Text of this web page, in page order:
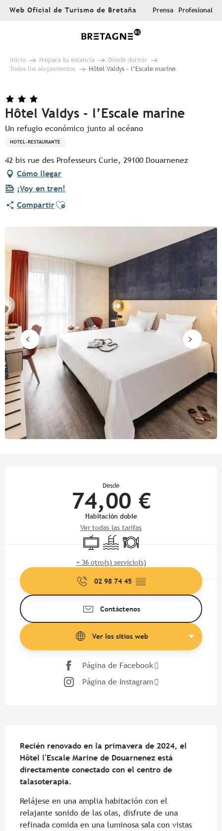
AllerWeb Oficial de Turismo de Bretaña Prensa Profesional
Inicio Prepara tu estancia
Dónde dormir
Todos los alojamientos
Hôtel Valdys - l’Escale marine
Hôtel Valdys - l’Escale marine
Un refugio económico junto al océano
HOTEL-RESTAURANTE
42 bis rue des Professeurs Curie, 29100 Douarnenez
Cómo llegar
¡Voy en tren!
CompartirAjouter aux favoris
Desde
74,00 €
Habitación doble
Ver todas las tarifas
TelevisiónPiscinaRestaurante
+ 36 otro(s) servicio(s)
02 98 74 45 ▒▒
Contáctenos
Ver los sitios web
Página de Facebook
Página de Instagram
Recién renovado en la primavera de 2024, el
Hôtel l'Escale Marine de Douarnenez está
directamente conectado con el centro de
talasoterapia.
Relájese en una amplia habitación con el
relajante sonido de las olas, disfrute de una
refinada comida en una luminosa sala con vistas